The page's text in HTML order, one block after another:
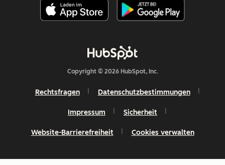
Copyright © 2026 HubSpot, Inc.
Rechtsfragen Datenschutzbestimmungen
Impressum Sicherheit
Website-Barrierefreiheit Cookies verwalten